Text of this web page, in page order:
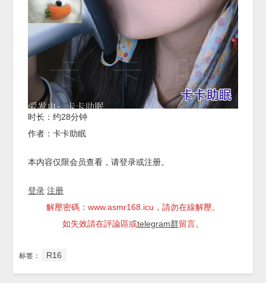
时长：约28分钟
作者：卡卡助眠
本内容仅限会员查看，请登录或注册。
登录 注册
解壓密碼：www.asmr168.icu，請勿在線解壓。
如失效請在評論區或telegram群留言。
标签： R16